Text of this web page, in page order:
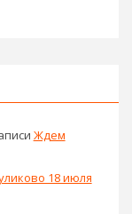
Ждем
18 июля